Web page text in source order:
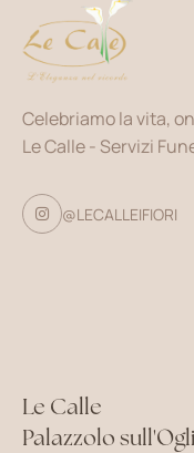
Celebriamo la vita,
Le Calle - Servizi
 @LECALLEIFIORI
Le Calle
Palazzolo